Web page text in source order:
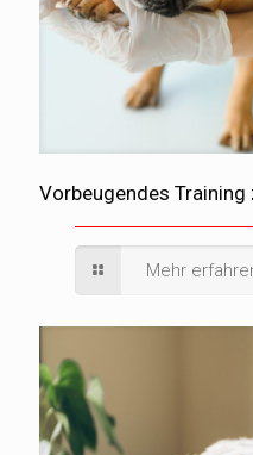
Vorbeugendes
Mehr